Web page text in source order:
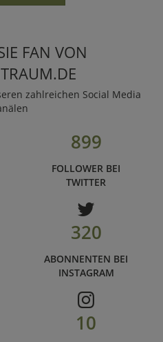
FAN VON
zahlreichen Social Media
899
FOLLOWER BEI
TWITTER
320
ABONNENTEN BEI
INSTAGRAM
10